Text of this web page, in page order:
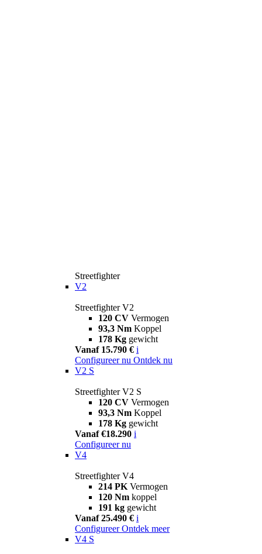
Streetfighter
V2
Streetfighter V2
120 CV Vermogen
93,3 Nm Koppel
178 Kg gewicht
Vanaf 15.790 € i
Configureer nu Ontdek nu
V2 S
Streetfighter V2 S
120 CV Vermogen
93,3 Nm Koppel
178 Kg gewicht
Vanaf €18.290 i
Configureer nu
V4
Streetfighter V4
214 PK Vermogen
120 Nm koppel
191 kg gewicht
Vanaf 25.490 € i
Configureer Ontdek meer
V4 S